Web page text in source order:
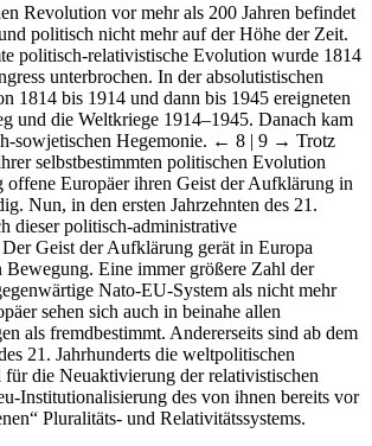
Revolution vor mehr als 200 Jahren befindet
politisch nicht mehr auf der Höhe der Zeit.
politisch-relativistische Evolution wurde 1814
unterbrochen. In der absolutistischen
1814 bis 1914 und dann bis 1945 ereigneten
und die Weltkriege 1914–1945. Danach kam
sowjetischen Hegemonie. ← 8 | 9 → Trotz
selbstbestimmten politischen Evolution
offene Europäer ihren Geist der Aufklärung in
Nun, in den ersten Jahrzehnten des 21.
dieser politisch-administrative
Geist der Aufklärung gerät in Europa
Eine immer größere Zahl der
Nato-EU-System als nicht mehr
sehen sich auch in beinahe allen
als fremdbestimmt. Andererseits sind ab dem
21. Jahrhunderts die weltpolitischen
für die Neuaktivierung der relativistischen
Institutionalisierung des von ihnen bereits vor
Pluralitäts- und Relativitätssystems.